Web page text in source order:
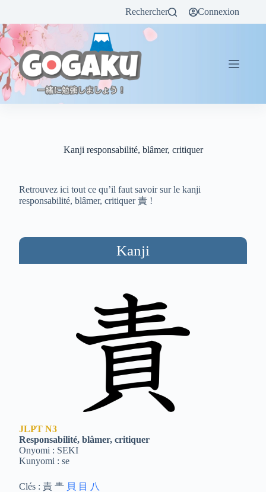
Rechercher Connexion
Kanji responsabilité, blâmer, critiquer
Retrouvez ici tout ce qu’il faut savoir sur le kanji
responsabilité, blâmer, critiquer 責 !
Kanji
JLPT N3
Responsabilité, blâmer, critiquer
Onyomi : SEKI
Kunyomi : se
Clés : 責 龶 貝 目 八